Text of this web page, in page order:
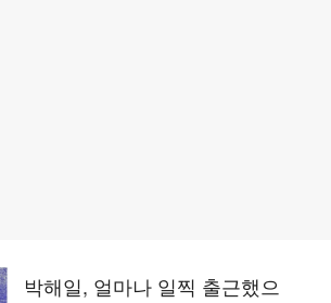
박해일, 얼마나 일찍 출근했으